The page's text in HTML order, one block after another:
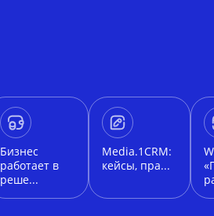
Бизнес
работает в
реше...
Media.1CRM:
кейсы, пра...